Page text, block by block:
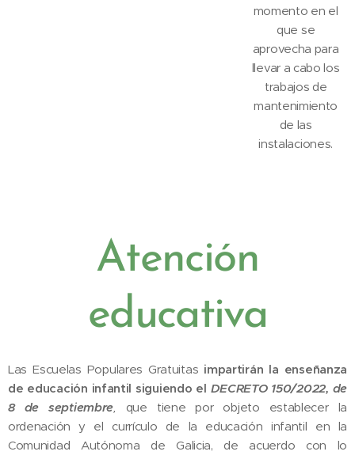
momento en el
que se
aprovecha para
llevar a cabo los
trabajos de
mantenimiento
de las
instalaciones.
Atención
educativa
Las Escuelas Populares Gratuitas impartirán la enseñanza
de educación infantil siguiendo el DECRETO 150/2022, de
8 de septiembre, que tiene por objeto establecer la
ordenación y el currículo de la educación infantil en la
Comunidad Autónoma de Galicia, de acuerdo con lo